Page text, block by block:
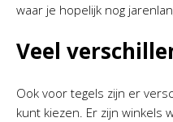
waar je hopelijk nog
Veel
Ook voor tegels zijn er
kunt kiezen. Er zijn winkels